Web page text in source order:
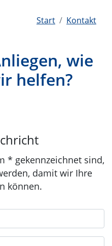
Start Kontakt
wie
helfen?
* gekennzeichnet sind,
damit wir Ihre
können.